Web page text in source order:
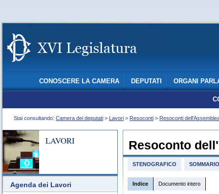
CONOSCERE LA CAMERA DEPUTATI ORGANI
Stai consultando: Camera dei deputati > Lavori > Resoconti > Resoconti
LAVORI
Agenda dei Lavori
Resoconto
STENOGRAFICO SOMMARIO
Indice Documento intero